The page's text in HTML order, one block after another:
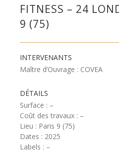
FITNESS – 24
9 (75)
INTERVENANTS
Maître d’Ouvrage : COVEA
DÉTAILS
Surface : –
Coût des travaux : –
Lieu : Paris 9 (75)
Dates : 2025
Labels : –